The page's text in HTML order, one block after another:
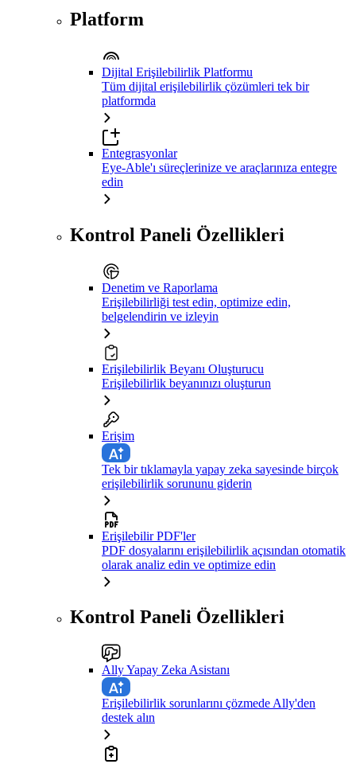
Platform
Dijital Erişilebilirlik Platformu
Tüm dijital erişilebilirlik çözümleri tek bir
platformda
Entegrasyonlar
Eye-Able'ı süreçlerinize ve araçlarınıza entegre
edin
Kontrol Paneli Özellikleri
Denetim ve Raporlama
Erişilebilirliği test edin, optimize edin,
belgelendirin ve izleyin
Erişilebilirlik Beyanı Oluşturucu
Erişilebilirlik beyanınızı oluşturun
Erişim
Tek bir tıklamayla yapay zeka sayesinde birçok
erişilebilirlik sorununu giderin
Erişilebilir PDF'ler
PDF dosyalarını erişilebilirlik açısından otomatik
olarak analiz edin ve optimize edin
Kontrol Paneli Özellikleri
Ally Yapay Zeka Asistanı
Erişilebilirlik sorunlarını çözmede Ally'den
destek alın